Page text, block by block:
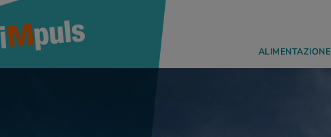
ALIMENTAZIONE